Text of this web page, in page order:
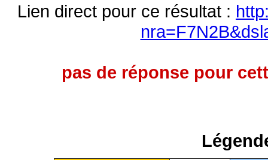
Lien direct pour ce résultat :
pas de réponse pour